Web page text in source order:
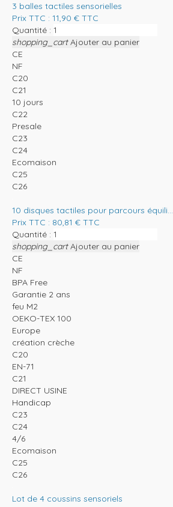
3 balles tactiles sensorielles
Prix TTC : 11,90 € TTC
Quantité :
shopping_cart Ajouter au panier
CE
NF
C20
C21
10 jours
C22
Presale
C23
C24
Ecomaison
C25
C26
10 disques tactiles pour parcours équili...
Prix TTC : 80,81 € TTC
Quantité :
shopping_cart Ajouter au panier
CE
NF
BPA Free
Garantie 2 ans
feu M2
OEKO-TEX 100
Europe
création crèche
C20
EN-71
C21
DIRECT USINE
Handicap
C23
C24
4/6
Ecomaison
C25
C26
Lot de 4 coussins sensoriels